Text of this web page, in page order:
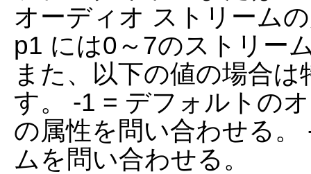
オーディオ ストリーム
p1 には0～7のストリー
また、以下の値の場合
す。 -1 = デフォルトの
の属性を問い合わせる
ムを問い合わせる。